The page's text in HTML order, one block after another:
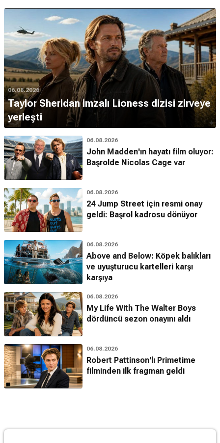
06.08.2026
Taylor Sheridan imzalı Lioness dizisi zirveye
yerleşti
06.08.2026
John Madden'ın hayatı film oluyor:
Başrolde Nicolas Cage var
06.08.2026
24 Jump Street için resmi onay
geldi: Başrol kadrosu dönüyor
06.08.2026
Above and Below: Köpek balıkları
ve uyuşturucu kartelleri karşı
karşıya
06.08.2026
My Life With The Walter Boys
dördüncü sezon onayını aldı
06.08.2026
Robert Pattinson'lı Primetime
filminden ilk fragman geldi